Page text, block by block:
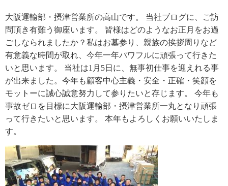
大阪運輸部・摂津営業所の高山です。 当社ブログに、ご訪
問頂き有難う御座います。 皆様はどのようなお正月をお過
ごしなられましたか？私はお墓参り、親族の挨拶周りなど
有意義な時間が取れ、今年一年パワフルに頑張って行きた
いと思います。 当社は1月5日に、無事初仕事を迎えれる事
が出来ました。今年も顧客中心主義・安全・正確・笑顔を
モットーに誠心誠意努力して参りたいと存じます。 今年も
事故ゼロを目標に大阪運輸部・摂津営業所一丸となり頑張
って行きたいと思います。 本年もよろしくお願いいたしま
す。